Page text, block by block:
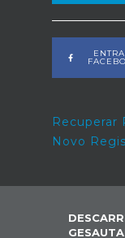
Recuperar
Novo